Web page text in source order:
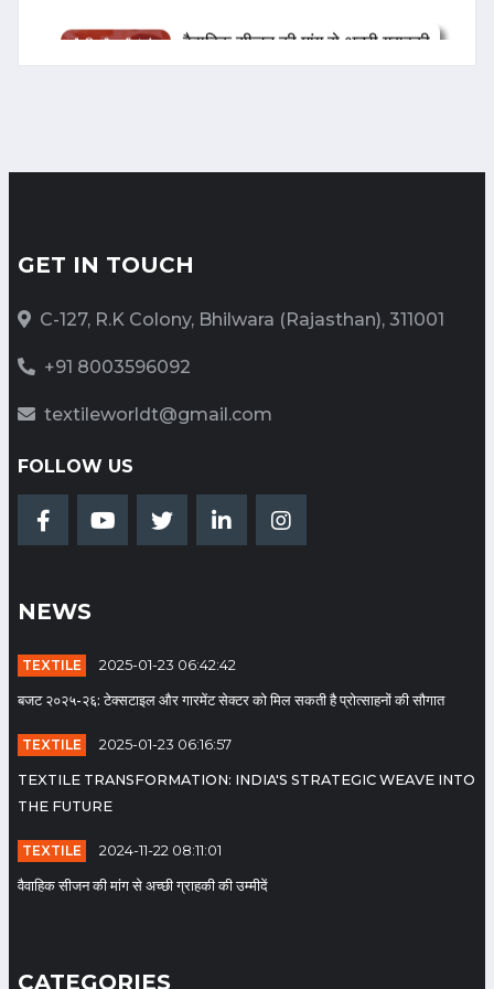
की उम्मीदें
Date: 2024-11-22 08:11:01 |
“Raymond : A Century of
Category: Textile
वैल्यू चेन का अद्भुत एवं भव्य प्रदर्शन
Date: 2024-03-18 07:01:43 |
AI in Textiles: A stitch for the
फोस्टा का शपथ ग्रहण समारोह
Category: Textile
दिनेश कटारिया सेक्रेटरी और नानालाल
राठौड कोषाध्यक्ष बने
GET IN TOUCH
C-127, R.K Colony, Bhilwara (Rajasthan), 311001
+91 8003596092
textileworldt@gmail.com
FOLLOW US
NEWS
TEXTILE 2025-01-23 06:42:42
बजट २०२५-२६: टेक्सटाइल और गारमेंट सेक्टर को मिल सकती है प्रोत्साहनों की सौगात
TEXTILE 2025-01-23 06:16:57
TEXTILE TRANSFORMATION: INDIA'S STRATEGIC WEAVE INTO
THE FUTURE
TEXTILE 2024-11-22 08:11:01
वैवाहिक सीजन की मांग से अच्छी ग्राहकी की उम्मीदें
CATEGORIES